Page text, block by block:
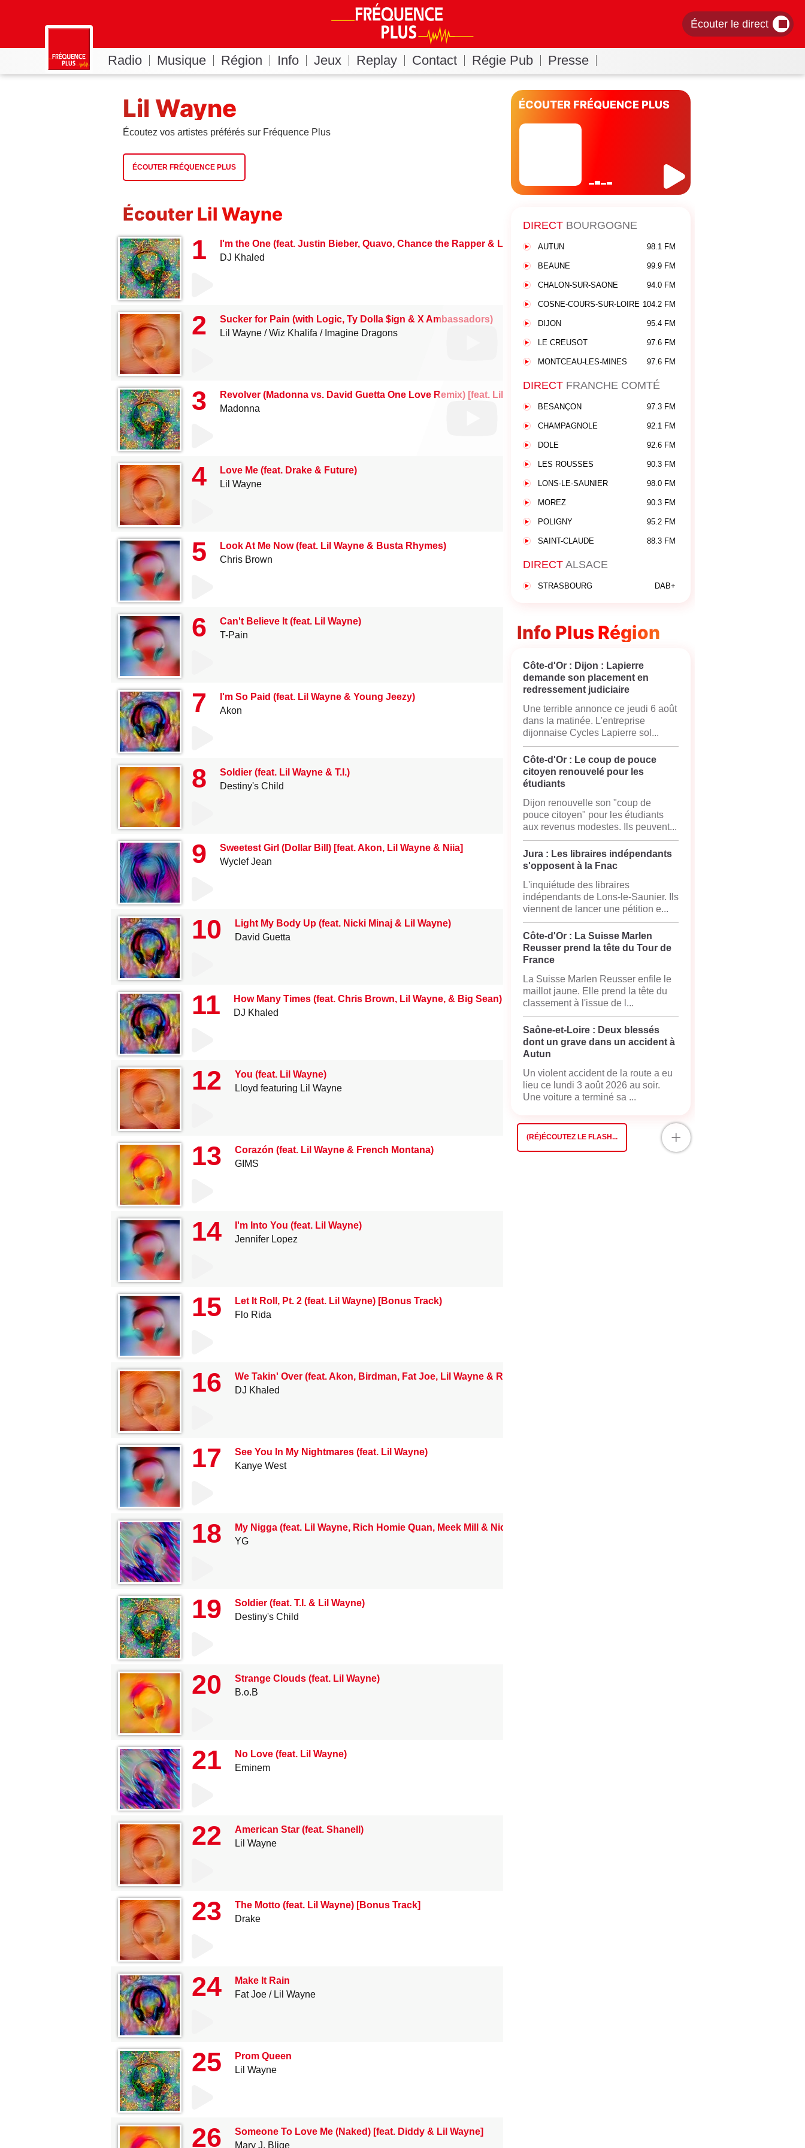
Écouter le direct
Radio Musique Région Info Jeux Replay Contact Régie Pub Presse
Lil Wayne
Écoutez vos artistes préférés sur Fréquence Plus
ÉCOUTER FRÉQUENCE PLUS
Écouter Lil Wayne
1
I'm the One (feat. Justin Bieber, Quavo, Chance the Rapper & Lil Wayne)
DJ Khaled
2
Sucker for Pain (with Logic, Ty Dolla $ign & X Ambassadors)
Lil Wayne
Wiz Khalifa Imagine Dragons
3
Revolver (Madonna vs. David Guetta One Love Remix) [feat. Lil Wayne]
Madonna
4
Love Me (feat. Drake & Future)
Lil Wayne
5
Look At Me Now (feat. Lil Wayne & Busta Rhymes)
Chris Brown
6
Can't Believe It (feat. Lil Wayne)
T-Pain
7
I'm So Paid (feat. Lil Wayne & Young Jeezy)
Akon
8
Soldier (feat. Lil Wayne & T.I.)
Destiny's Child
9
Sweetest Girl (Dollar Bill) [feat. Akon, Lil Wayne & Niia]
Wyclef Jean
10
Light My Body Up (feat. Nicki Minaj & Lil Wayne)
David Guetta
11
How Many Times (feat. Chris Brown, Lil Wayne, & Big Sean)
DJ Khaled
12
You (feat. Lil Wayne)
Lloyd featuring Lil Wayne
13
Corazón (feat. Lil Wayne & French Montana)
GIMS
14
I'm Into You (feat. Lil Wayne)
Jennifer Lopez
15
Let It Roll, Pt. 2 (feat. Lil Wayne) [Bonus Track)
Flo Rida
16
We Takin' Over (feat. Akon, Birdman, Fat Joe, Lil Wayne & Rick Ross)
DJ Khaled
17
See You In My Nightmares (feat. Lil Wayne)
Kanye West
18
My Nigga (feat. Lil Wayne, Rich Homie Quan, Meek Mill & Nicki Minaj) [Remix]
YG
19
Soldier (feat. T.I. & Lil Wayne)
Destiny's Child
20
Strange Clouds (feat. Lil Wayne)
B.o.B
21
No Love (feat. Lil Wayne)
Eminem
22
American Star (feat. Shanell)
Lil Wayne
23
The Motto (feat. Lil Wayne) [Bonus Track]
Drake
24
Make It Rain
Fat Joe
Lil Wayne
25
Prom Queen
Lil Wayne
26
Someone To Love Me (Naked) [feat. Diddy & Lil Wayne]
Mary J. Blige
ÉCOUTER FRÉQUENCE PLUS
DIRECTBOURGOGNE
AUTUN 98.1 FM
BEAUNE 99.9 FM
CHALON-SUR-SAONE 94.0 FM
COSNE-COURS-SUR-LOIRE 104.2 FM
DIJON 95.4 FM
LE CREUSOT 97.6 FM
MONTCEAU-LES-MINES 97.6 FM
DIRECTFRANCHE COMTÉ
BESANÇON 97.3 FM
CHAMPAGNOLE 92.1 FM
DOLE 92.6 FM
LES ROUSSES 90.3 FM
LONS-LE-SAUNIER 98.0 FM
MOREZ 90.3 FM
POLIGNY 95.2 FM
SAINT-CLAUDE 88.3 FM
DIRECTALSACE
STRASBOURG DAB+
Info Plus Région
Côte-d'Or : Dijon : Lapierre
demande son placement en
redressement judiciaire
Une terrible annonce ce jeudi 6 août
dans la matinée. L'entreprise
dijonnaise Cycles Lapierre sol...
Côte-d'Or : Le coup de pouce
citoyen renouvelé pour les
étudiants
Dijon renouvelle son "coup de
pouce citoyen" pour les étudiants
aux revenus modestes. Ils peuvent...
Jura : Les libraires indépendants
s'opposent à la Fnac
L'inquiétude des libraires
indépendants de Lons-le-Saunier. Ils
viennent de lancer une pétition e...
Côte-d'Or : La Suisse Marlen
Reusser prend la tête du Tour de
France
La Suisse Marlen Reusser enfile le
maillot jaune. Elle prend la tête du
classement à l'issue de l...
Saône-et-Loire : Deux blessés
dont un grave dans un accident à
Autun
Un violent accident de la route a eu
lieu ce lundi 3 août 2026 au soir.
Une voiture a terminé sa ...
(RÉ)ÉCOUTEZ LE FLASH... +